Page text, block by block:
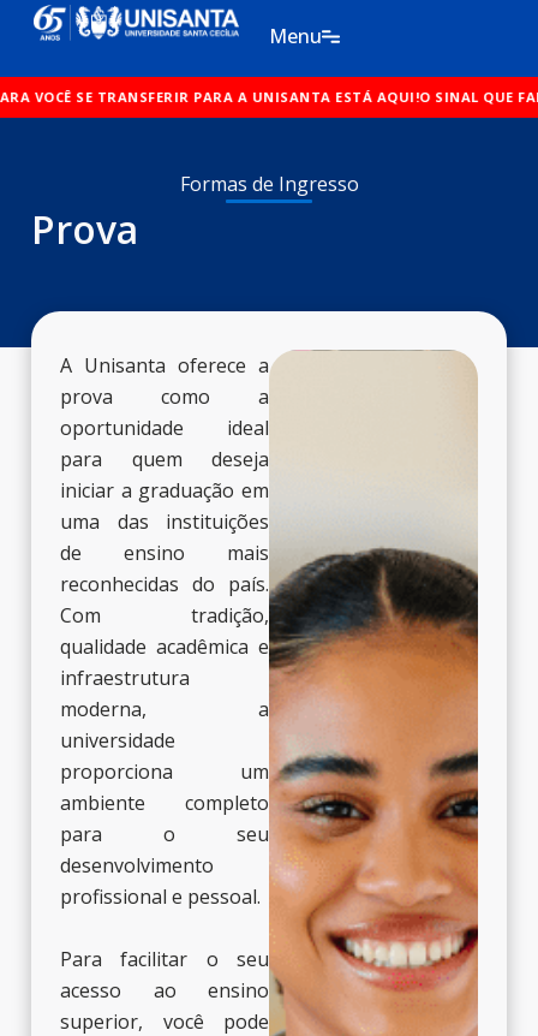
o
conteúdo
Menu
PARA A UNISANTA ESTÁ AQUI!O SINAL QUE FALTAVA PARA VOCÊ
Formas de Ingresso
Prova
A Unisanta oferece a
prova como a
oportunidade ideal
para quem deseja
iniciar a graduação em
uma das instituições
de ensino mais
reconhecidas do país.
Com tradição,
qualidade acadêmica e
infraestrutura
moderna, a
universidade
proporciona um
ambiente completo
para o seu
desenvolvimento
profissional e pessoal.
Para facilitar o seu
acesso ao ensino
superior, você pode